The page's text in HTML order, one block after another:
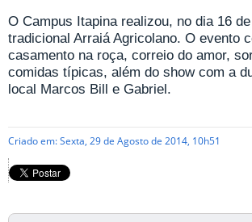
O Campus Itapina realizou, no dia 16
tradicional Arraiá Agricolano. O evento
casamento na roça, correio do amor,
comidas típicas, além do show com a
local Marcos Bill e Gabriel.
Criado em: Sexta, 29 de Agosto de 2014, 10h51